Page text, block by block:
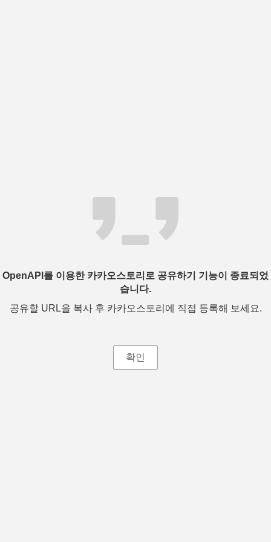
OpenAPI를 이용한 카카오스토리로 공유하기 기능이 종료되었
습니다.
공유할 URL을 복사 후 카카오스토리에 직접 등록해 보세요.
확인